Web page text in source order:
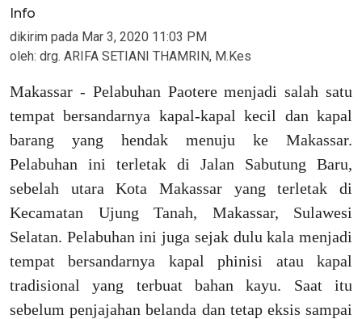
Info
dikirim pada Mar 3, 2020 11:03 PM
oleh: drg. ARIFA SETIANI THAMRIN, M.Kes
Makassar - Pelabuhan Paotere menjadi salah satu
tempat bersandarnya kapal-kapal kecil dan kapal
barang yang hendak menuju ke Makassar.
Pelabuhan ini terletak di Jalan Sabutung Baru,
sebelah utara Kota Makassar yang terletak di
Kecamatan Ujung Tanah, Makassar, Sulawesi
Selatan. Pelabuhan ini juga sejak dulu kala menjadi
tempat bersandarnya kapal phinisi atau kapal
tradisional yang terbuat bahan kayu. Saat itu
sebelum penjajahan belanda dan tetap eksis sampai